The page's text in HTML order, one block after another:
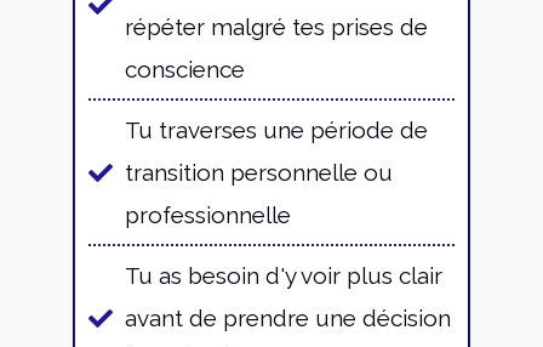
répéter malgré tes prises de
conscience
Tu traverses une période de
transition personnelle ou
professionnelle
Tu as besoin d'y voir plus clair
avant de prendre une décision